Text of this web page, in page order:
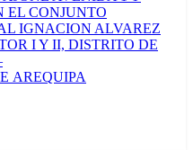
EL CONJUNTO
IGNACION ALVAREZ
I Y II, DISTRITO DE
AREQUIPA